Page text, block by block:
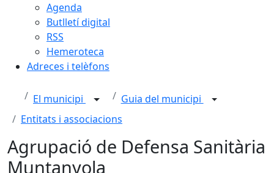
Agenda
Butlletí digital
RSS
Hemeroteca
Adreces i telèfons
El municipi
Guia del municipi
Entitats i associacions
Agrupació de Defensa Sanitària
Muntanyola